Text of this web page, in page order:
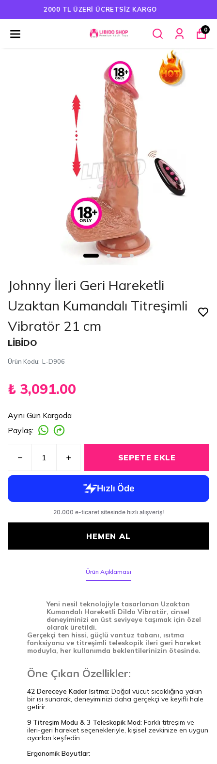
HAVALE ÖDEMELERINDE %5 İNDIRIM
0
Johnny İleri Geri Hareketli
Uzaktan Kumandalı Titreşimli
Vibratör 21 cm
LİBİDO
Ürün Kodu: L-D906
₺ 3,091.00
Aynı Gün Kargoda
Paylaş:
SEPETE EKLE
HEMEN AL
Ürün Açıklaması
Yeni nesil teknolojiyle tasarlanan Uzaktan
Kumandalı Hareketli Dildo Vibratör, cinsel
deneyiminizi en üst seviyeye taşımak için özel
olarak üretildi.
Gerçekçi ten hissi, güçlü vantuz tabanı, ısıtma
fonksiyonu ve titreşimli teleskopik ileri geri hareket
moduyla, her kullanımda beklentilerinizin ötesinde.
Öne Çıkan Özellikler:
42 Dereceye Kadar Isıtma: Doğal vücut sıcaklığına yakın
bir ısı sunarak, deneyiminizi daha gerçekçi ve keyifli hale
getirir.
9 Titreşim Modu & 3 Teleskopik Mod: Farklı titreşim ve
ileri-geri hareket seçenekleriyle, kişisel zevkinize en uygun
ayarları keşfedin.
Ergonomik Boyutlar: